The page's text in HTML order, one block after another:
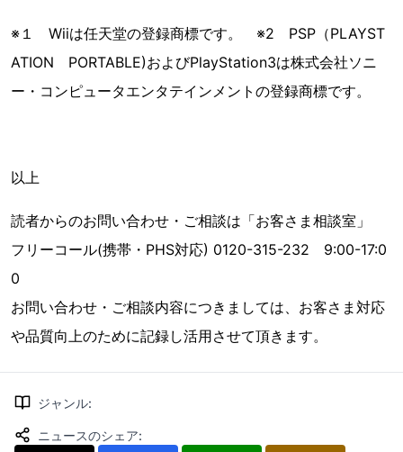
※１ Wiiは任天堂の登録商標です。 ※2 PSP（PLAYST
ATION PORTABLE)およびPlayStation3は株式会社ソニ
ー・コンピュータエンタテインメントの登録商標です。
以上
読者からのお問い合わせ・ご相談は「お客さま相談室」
フリーコール(携帯・PHS対応) 0120-315-232 9:00-17:0
0
お問い合わせ・ご相談内容につきましては、お客さま対応
や品質向上のために記録し活用させて頂きます。
ジャンル:
ニュースのシェア: